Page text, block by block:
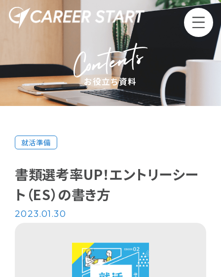
お役立ち資料
就活準備
書類選考率UP！エントリーシー
ト（ES）の書き方
2023.01.30
トップ
Philosophy
Service
Media